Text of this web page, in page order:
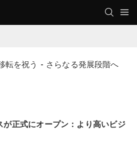
転を祝う - さらなる発展段階へ
が正式にオープン：より高いビジ